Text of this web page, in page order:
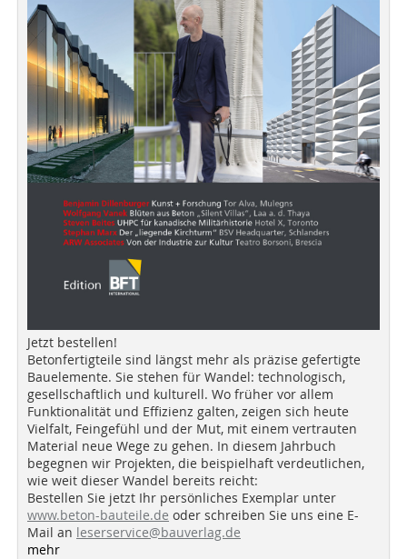
Jetzt bestellen!
Betonfertigteile sind längst mehr als präzise gefertigte
Bauelemente. Sie stehen für Wandel: technologisch,
gesellschaftlich und kulturell. Wo früher vor allem
Funktionalität und Effizienz galten, zeigen sich heute
Vielfalt, Feingefühl und der Mut, mit einem vertrauten
Material neue Wege zu gehen. In diesem Jahrbuch
begegnen wir Projekten, die beispielhaft verdeutlichen,
wie weit dieser Wandel bereits reicht:
Bestellen Sie jetzt Ihr persönliches Exemplar unter
www.beton-bauteile.de oder schreiben Sie uns eine E-
Mail an leserservice@bauverlag.de
mehr